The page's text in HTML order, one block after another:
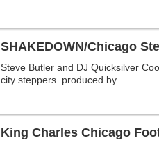
SHAKEDOWN/Chicago
Steve Butler and DJ Quicksilver
city steppers. produced by...
King Charles Chicago